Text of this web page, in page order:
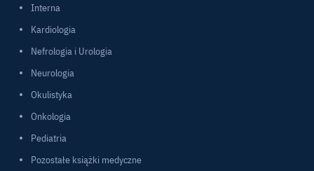
Interna
Kardiologia
Nefrologia i Urologia
Neurologia
Okulistyka
Onkologia
Pediatria
Pozostałe książki medyczne